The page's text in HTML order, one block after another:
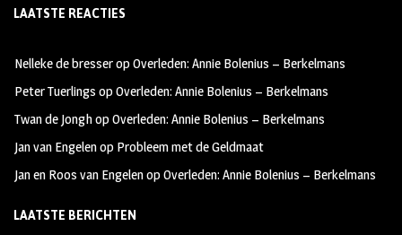
b
oo
k
ag
m
tt
LAATSTE REACTIES
Nelleke de bresseropOverleden: Annie Bolenius – Berkelmans
Peter Tuerlings opOverleden: Annie Bolenius – Berkelmans
Twan de JonghopOverleden: Annie Bolenius – Berkelmans
Jan van Engelenop Probleem met de Geldmaat
Jan en Roos van EngelenopOverleden: Annie Bolenius – Berkelmans
LAATSTE BERICHTEN